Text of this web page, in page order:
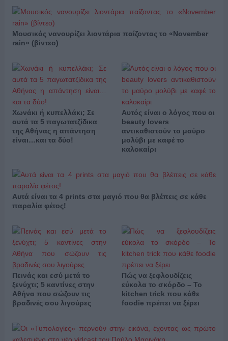
Μουσικός νανουρίζει λιοντάρια παίζοντας το «November
rain» (βίντεο)
Χωνάκι ή κυπελλάκι; Σε
αυτά τα 5 παγωτατζίδικα
της Αθήνας η απάντηση
είναι…και τα δύο!
Αυτός είναι ο λόγος που οι
beauty lovers
αντικαθιστούν το μαύρο
μολύβι με καφέ το
καλοκαίρι
Αυτά είναι τα 4 prints στα μαγιό που θα βλέπεις σε κάθε
παραλία φέτος!
Πεινάς και εσύ μετά το
ξενύχτι; 5 καντίνες στην
Αθήνα που σώζουν τις
βραδινές σου λιγούρες
Πώς να ξεφλουδίζεις
εύκολα το σκόρδο – Το
kitchen trick που κάθε
foodie πρέπει να ξέρει